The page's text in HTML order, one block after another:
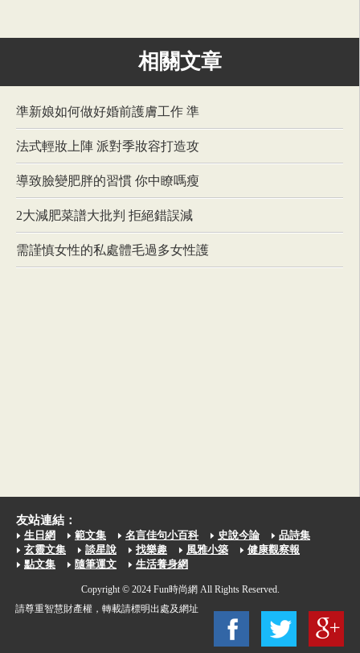
相關文章
準新娘如何做好婚前護膚工作 準
法式輕妝上陣 派對季妝容打造攻
導致臉變肥胖的習慣 你中瞭嗎瘦
2大減肥菜譜大批判 拒絕錯誤減
需謹慎女性的私處體毛過多女性護
友站連結：
生日網 範文集 名言佳句小百科 史說今論
品詩集
玄靈文集
談星說 找樂趣 風雅小築
健康觀察報
點文集
隨筆運文 生活養身網
Copyright © 2024 Fun時尚網 All Rights Reserved.
請尊重智慧財產權，轉載請標明出處及網址